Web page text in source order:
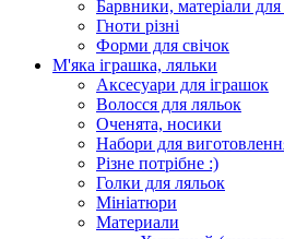
Барвники, матеріали для
Гноти різні
Форми для свічок
М'яка іграшка, ляльки
Аксесуари для іграшок
Волосся для ляльок
Оченята, носики
Набори для
Різне потрібне :)
Голки для ляльок
Мініатюри
Материали